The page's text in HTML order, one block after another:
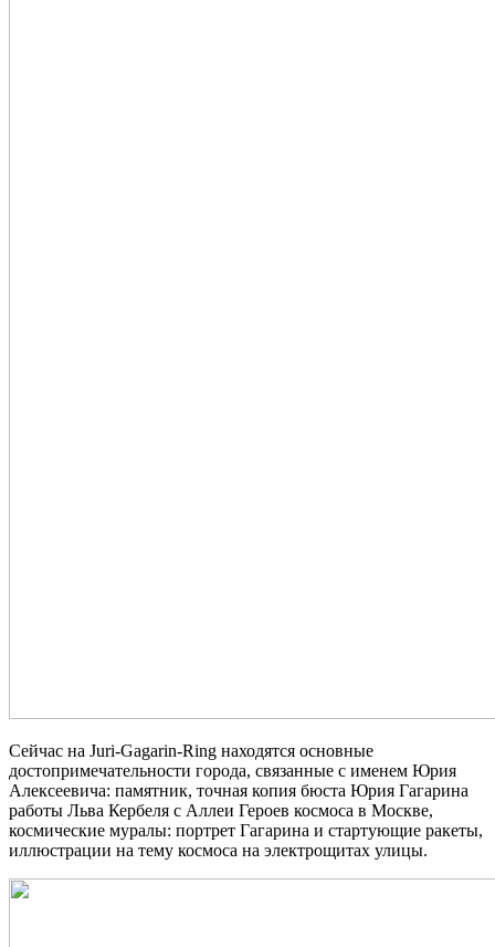
Сейчас на Juri-Gagarin-Ring находятся основные
достопримечательности города, связанные с именем Юрия
Алексеевича: памятник, точная копия бюста Юрия Гагарина
работы Льва Кербеля с Аллеи Героев космоса в Москве,
космические муралы: портрет Гагарина и стартующие ракеты,
иллюстрации на тему космоса на электрощитах улицы.